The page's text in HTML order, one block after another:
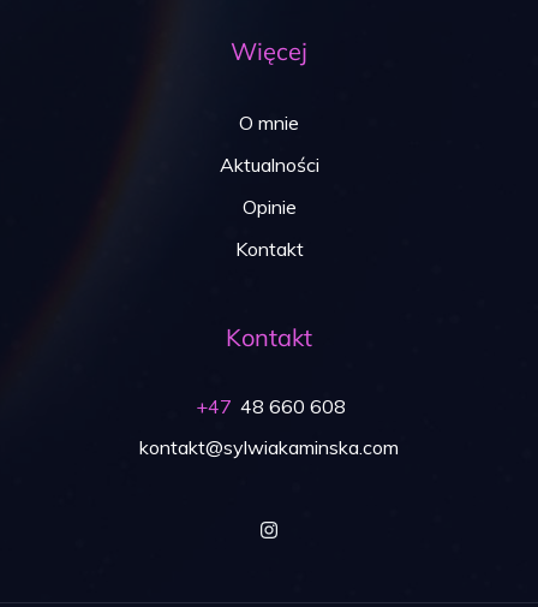
Więcej
O mnie
Aktualności
Opinie
Kontakt
Kontakt
+47 48 660 608
kontakt@sylwiakaminska.com